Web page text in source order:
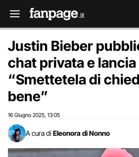
Justin Bieber
chat privata e
“Smettetela di
bene”
16 Giugno 2025 13:05
A cura di Eleonora di Nonno